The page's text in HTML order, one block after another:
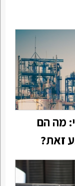
מה הם
זאת?